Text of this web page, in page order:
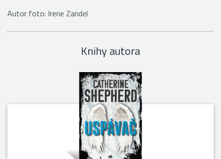
Autor foto: Irene Zandel
Knihy autora